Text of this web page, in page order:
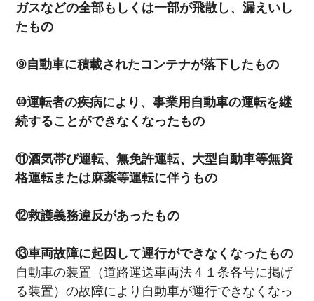
ガスなどの全部もしくは一部が飛散し、漏えいし
たもの
⑨自動車に積載されたコンテナが落下したもの
⑩運転者の疾病により、事業用自動車の運転を継
続することができなくなったもの
⑪酒気帯び運転、無免許運転、大型自動車等無資
格運転または麻薬等運転に伴うもの
⑫救護義務違反があったもの
⑬車両故障に起因して運行ができなくなったもの
自動車の装置（道路運送車両法４１条各号に掲げ
る装置）の故障により自動車が運行できなくなっ